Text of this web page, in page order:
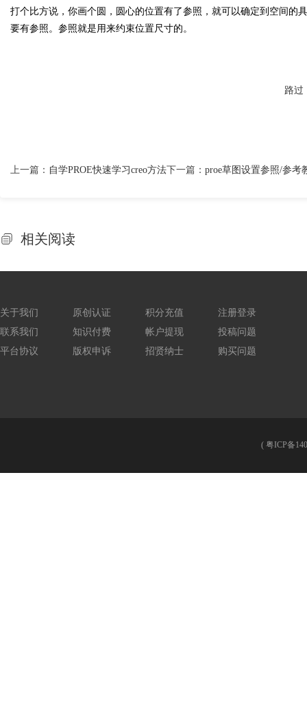
打个比方说，你画个圆，圆心的位置有了参照，就可以确定到空间的
要有参照。参照就是用来约束位置尺寸的。
路过
上一篇： 自学PROE快速学习creo方法下一篇： proe草图设置参照/参考
相关阅读
关于我们
联系我们
平台协议
原创认证
知识付费
版权申诉
积分充值
帐户提现
招贤纳士
注册登录
投稿问题
购买问题
( 粤ICP备